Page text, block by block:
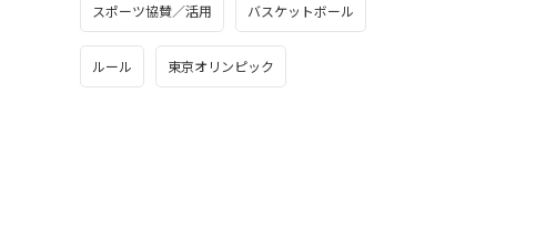
スポーツ協賛／活用 バスケットボール
ルール 東京オリンピック